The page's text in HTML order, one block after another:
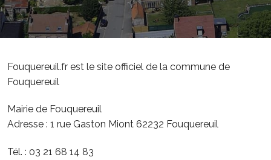
Fouquereuil.fr est le site officiel de la commune de
Fouquereuil
Mairie de Fouquereuil
Adresse : 1 rue Gaston Miont 62232 Fouquereuil
Tél. : 03 21 68 14 83